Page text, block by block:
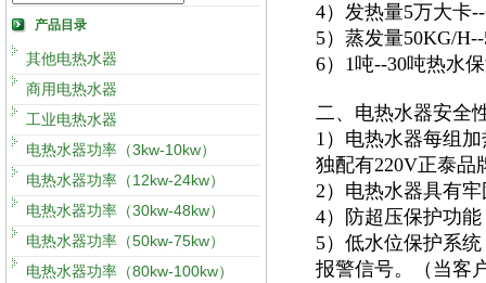
产品目录
其他电热水器
商用电热水器
工业电热水器
电热水器功率（3kw-10kw）
电热水器功率（12kw-24kw）
电热水器功率（30kw-48kw）
电热水器功率（50kw-75kw）
电热水器功率（80kw-100kw）
4）发热量5万大卡
5）蒸发量50KG/
6）1吨--30吨热水
二、电热水器安全
1）电热水器每组
独配有220V正泰品
2）电热水器具有
4）防超压保护功
5）低水位保护系
报警信号。（当客